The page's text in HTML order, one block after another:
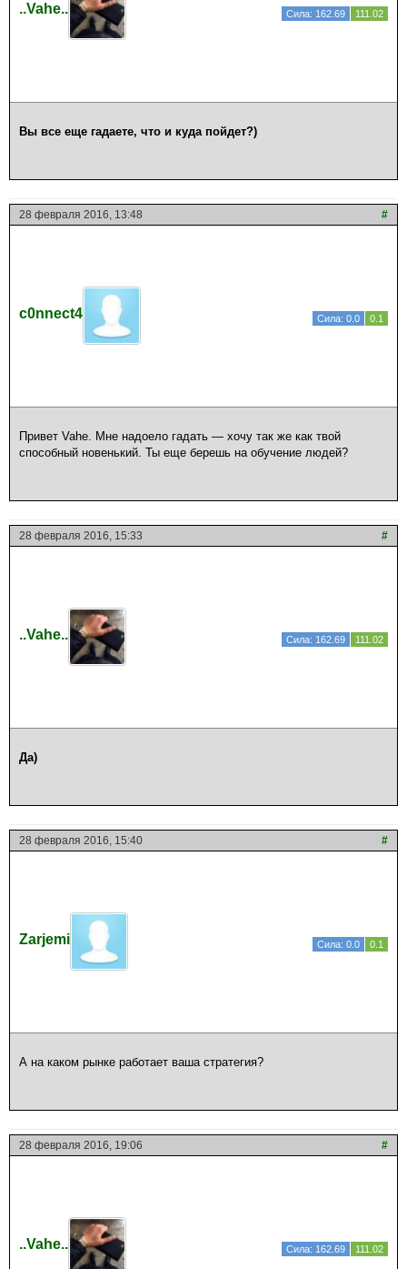
..Vahe.. Сила: 162.69 111.02
Вы все еще гадаете, что и куда пойдет?)
28 февраля 2016, 13:48 #
c0nnect4 Сила: 0.0 0.1
Привет Vahe. Мне надоело гадать — хочу так же как твой
способный новенький. Ты еще берешь на обучение людей?
28 февраля 2016, 15:33 #
..Vahe.. Сила: 162.69 111.02
Да)
28 февраля 2016, 15:40 #
Zarjemi Сила: 0.0 0.1
А на каком рынке работает ваша стратегия?
28 февраля 2016, 19:06 #
..Vahe.. Сила: 162.69 111.02